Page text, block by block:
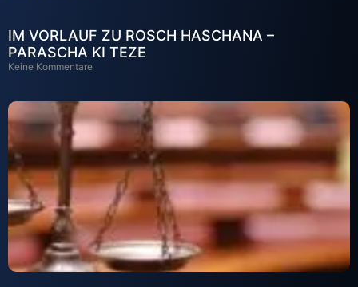
IM VORLAUF ZU ROSCH HASCHANA –
PARASCHA KI TEZE
Keine Kommentare